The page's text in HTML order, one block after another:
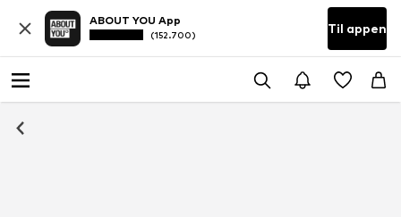
ABOUT YOU App
(152.700) Til appen